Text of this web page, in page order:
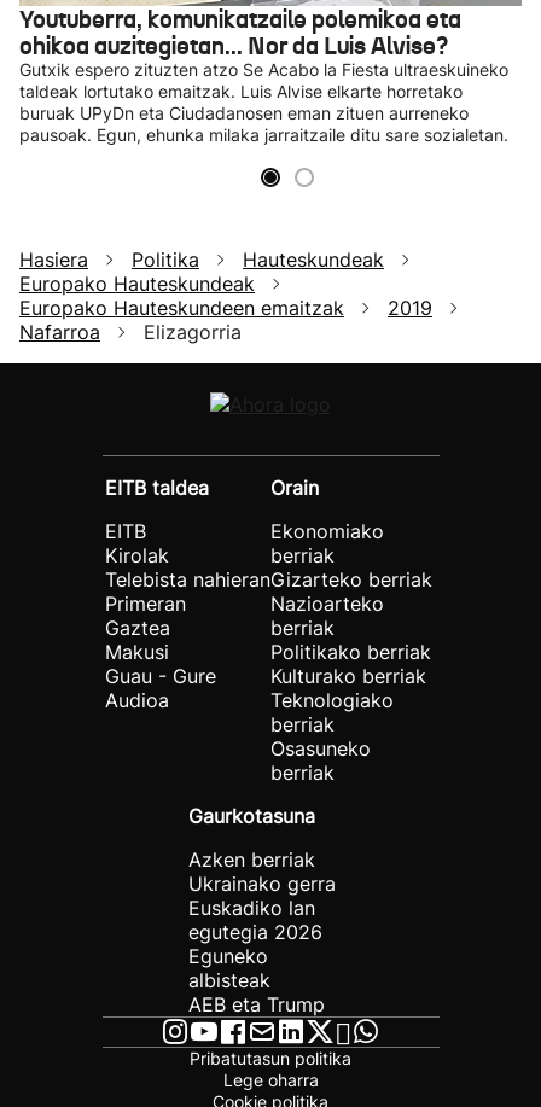
Youtuberra, komunikatzaile polemikoa eta
ohikoa auzitegietan... Nor da Luis Alvise?
Gutxik espero zituzten atzo Se Acabo la Fiesta ultraeskuineko
taldeak lortutako emaitzak. Luis Alvise elkarte horretako
buruak UPyDn eta Ciudadanosen eman zituen aurreneko
pausoak. Egun, ehunka milaka jarraitzaile ditu sare sozialetan.
Hasiera Politika
Hauteskundeak
Europako Hauteskundeak
Europako Hauteskundeen emaitzak
2019
Nafarroa
Elizagorria
EITB taldea
EITB
Kirolak
Telebista nahieran
Primeran
Gaztea
Makusi
Guau - Gure
Audioa
Orain
Ekonomiako
berriak
Gizarteko berriak
Nazioarteko
berriak
Politikako berriak
Kulturako berriak
Teknologiako
berriak
Osasuneko
berriak
Gaurkotasuna
Azken berriak
Ukrainako gerra
Euskadiko lan
egutegia 2026
Eguneko
albisteak
AEB eta Trump
Pribatutasun politika
Lege oharra
Cookie politika